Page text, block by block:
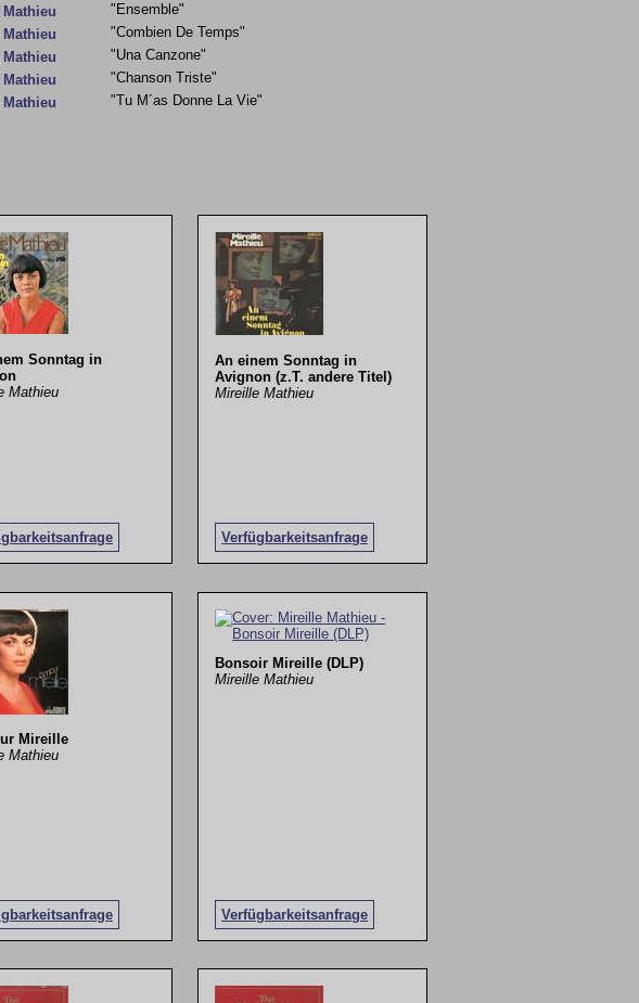
"Ensemble"
"Combien De Temps"
"Una Canzone"
"Chanson Triste"
"Tu M´as Donne La Vie"
Sonntag in
Mathieu
An einem Sonntag in
Avignon (z.T. andere Titel)
Mireille Mathieu
Verfügbarkeitsanfrage
Mireille
Mathieu
Bonsoir Mireille (DLP)
Mireille Mathieu
Verfügbarkeitsanfrage